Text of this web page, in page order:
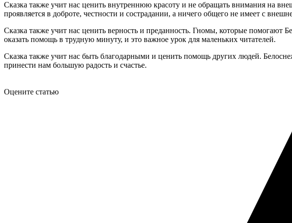
Сказка также учит нас ценить внутреннюю красоту и не обращать внимания на
проявляется в доброте, честности и сострадании, а ничего общего не имеет с
Сказка также учит нас ценить верность и преданность. Гномы, которые помогают
оказать помощь в трудную минуту, и это важное урок для маленьких читателей.
Сказка также учит нас быть благодарными и ценить помощь других людей.
принести нам большую радость и счастье.
Оцените статью